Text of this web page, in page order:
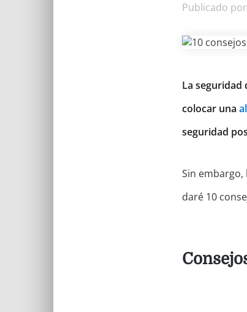
Publicado por
La seguridad
colocar una
seguridad
Sin
daré 10